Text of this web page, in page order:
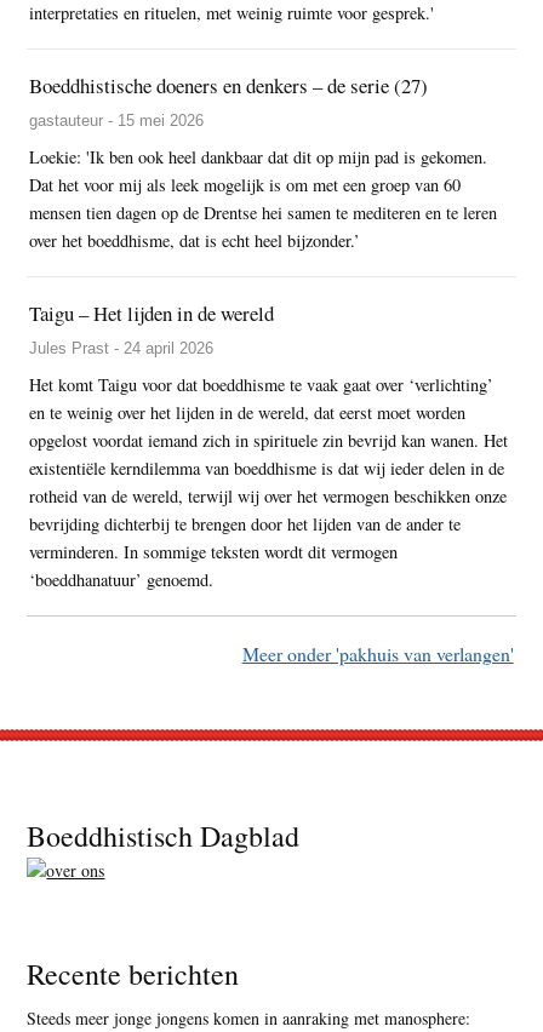
interpretaties en rituelen, met weinig ruimte voor gesprek.'
Boeddhistische doeners en denkers – de serie (27)
gastauteur - 15 mei 2026
Loekie: 'Ik ben ook heel dankbaar dat dit op mijn pad is gekomen.
Dat het voor mij als leek mogelijk is om met een groep van 60
mensen tien dagen op de Drentse hei samen te mediteren en te leren
over het boeddhisme, dat is echt heel bijzonder.’
Taigu – Het lijden in de wereld
Jules Prast - 24 april 2026
Het komt Taigu voor dat boeddhisme te vaak gaat over ‘verlichting’
en te weinig over het lijden in de wereld, dat eerst moet worden
opgelost voordat iemand zich in spirituele zin bevrijd kan wanen. Het
existentiële kerndilemma van boeddhisme is dat wij ieder delen in de
rotheid van de wereld, terwijl wij over het vermogen beschikken onze
bevrijding dichterbij te brengen door het lijden van de ander te
verminderen. In sommige teksten wordt dit vermogen
‘boeddhanatuur’ genoemd.
Meer onder 'pakhuis van verlangen'
Footer
Boeddhistisch Dagblad
Recente berichten
Steeds meer jonge jongens komen in aanraking met manosphere: